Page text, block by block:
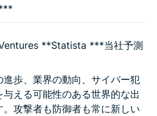
**Statista ***当社予測
歩、業界の動向、サイバー犯
える可能性のある世界的な出
攻撃者も防御者も常に新しい